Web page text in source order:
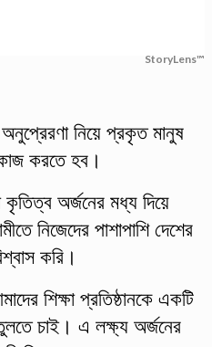
StoryLens™
অনুপ্রেরণা নিয়ে প্রকৃত মানুষ
করতে হব।
অর্জনের মধ্য দিয়ে
নিজেদের পাশাপাশি দেশের
করি।
শিক্ষা প্রতিষ্ঠানকে একটি
তুলতে চাই। এ লক্ষ্য অর্জনের